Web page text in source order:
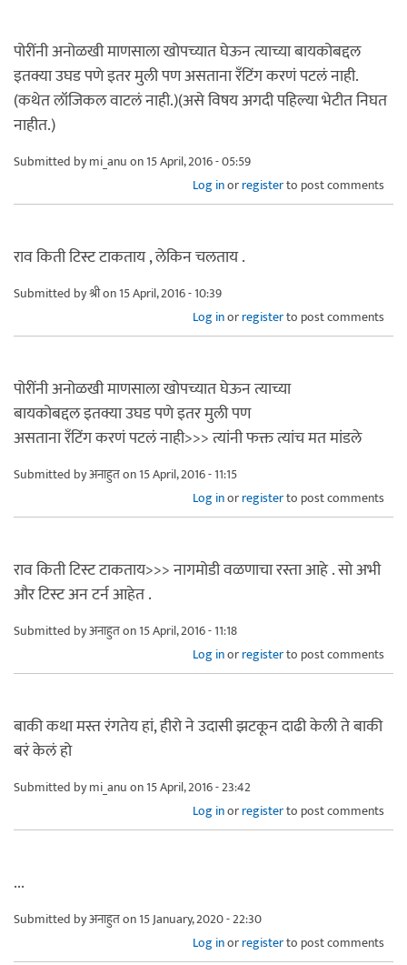
पोरींनी अनोळखी माणसाला खोपच्यात घेऊन त्याच्या बायकोबद्दल
इतक्या उघड पणे इतर मुली पण असताना रँटिंग करणं पटलं नाही.
(कथेत लॉजिकल वाटलं नाही.)(असे विषय अगदी पहिल्या भेटीत निघत
नाहीत.)
Submitted bymi_anuon 15 April, 2016 - 05:59
Log inorregisterto post comments
राव किती टिस्ट टाकताय , लेकिन चलताय .
Submitted byश्रीon 15 April, 2016 - 10:39
Log inorregisterto post comments
पोरींनी अनोळखी माणसाला खोपच्यात घेऊन त्याच्या
बायकोबद्दल इतक्या उघड पणे इतर मुली पण
असताना रँटिंग करणं पटलं नाही>>> त्यांनी फक्त त्यांच मत मांडले
Submitted byअनाहुतon 15 April, 2016 - 11:15
Log inorregisterto post comments
राव किती टिस्ट टाकताय>>> नागमोडी वळणाचा रस्ता आहे . सो अभी
और टिस्ट अन टर्न आहेत .
Submitted byअनाहुतon 15 April, 2016 - 11:18
Log inorregisterto post comments
बाकी कथा मस्त रंगतेय हां, हीरो ने उदासी झटकून दाढी केली ते बाकी
बरं केलं हो
Submitted bymi_anuon 15 April, 2016 - 23:42
Log inorregisterto post comments
...
Submitted byअनाहुतon 15 January, 2020 - 22:30
Log inorregisterto post comments